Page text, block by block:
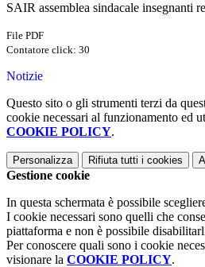
SAIR assemblea sindacale insegnanti
File PDF
Contatore click: 30
Notizie
Questo sito o gli strumenti terzi da
cookie necessari al funzionamento ed
COOKIE POLICY.
Personalizza Rifiuta tutti i cookies
Gestione cookie
In questa schermata è possibile
I cookie necessari sono quelli che
piattaforma e non è possibile
Per conoscere quali sono i cookie
visionare la COOKIE POLICY.